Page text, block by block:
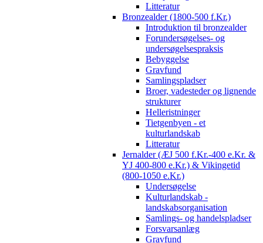
Litteratur
Bronzealder (1800-500 f.Kr.)
Introduktion til bronzealder
Forundersøgelses- og
undersøgelsespraksis
Bebyggelse
Gravfund
Samlingspladser
Broer, vadesteder og lignende
strukturer
Helleristninger
Tietgenbyen - et
kulturlandskab
Litteratur
Jernalder (ÆJ 500 f.Kr.-400 e.Kr. &
YJ 400-800 e.Kr.) & Vikingetid
(800-1050 e.Kr.)
Undersøgelse
Kulturlandskab -
landskabsorganisation
Samlings- og handelspladser
Forsvarsanlæg
Gravfund